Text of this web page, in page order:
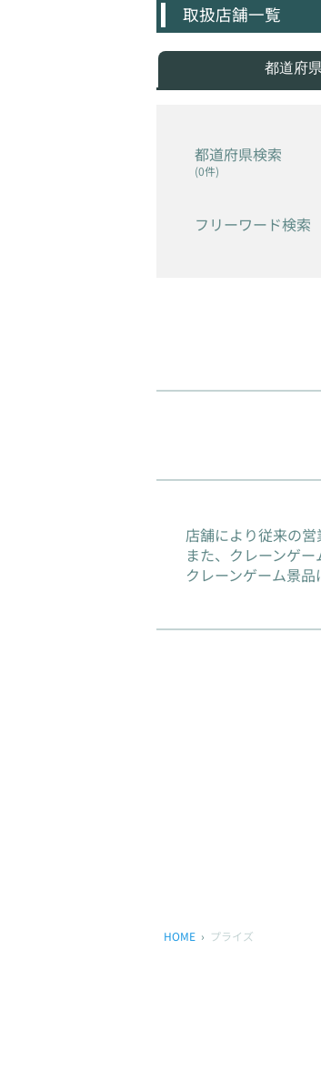
取扱店舗一覧
都道府
都道府県検索
(0件)
フリーワード検索
店舗により従来の営
また、クレーンゲ
クレーンゲーム景
HOME プライズ